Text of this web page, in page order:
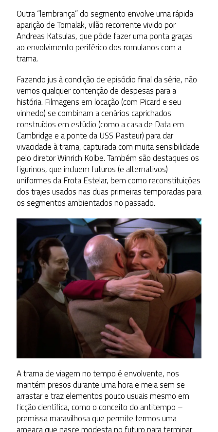
Outra “lembrança” do segmento envolve uma rápida
aparição de Tomalak, vilão recorrente vivido por
Andreas Katsulas, que pôde fazer uma ponta graças
ao envolvimento periférico dos romulanos com a
trama.
Fazendo jus à condição de episódio final da série, não
vemos qualquer contenção de despesas para a
história. Filmagens em locação (com Picard e seu
vinhedo) se combinam a cenários caprichados
construídos em estúdio (como a casa de Data em
Cambridge e a ponte da USS Pasteur) para dar
vivacidade à trama, capturada com muita sensibilidade
pelo diretor Winrich Kolbe. Também são destaques os
figurinos, que incluem futuros (e alternativos)
uniformes da Frota Estelar, bem como reconstituições
dos trajes usados nas duas primeiras temporadas para
os segmentos ambientados no passado.
A trama de viagem no tempo é envolvente, nos
mantém presos durante uma hora e meia sem se
arrastar e traz elementos pouco usuais mesmo em
ficção científica, como o conceito do antitempo –
premissa maravilhosa que permite termos uma